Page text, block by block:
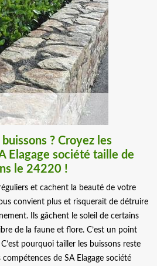
? Croyez les
Elagage société taille de
le 24220 !
et cachent la beauté de votre
convient plus et risquerait de détruire
Ils gâchent le soleil de certains
de la faune et flore. C’est un point
pourquoi tailler les buissons reste
de SA Elagage société